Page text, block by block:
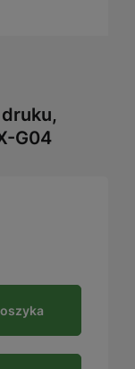
G04